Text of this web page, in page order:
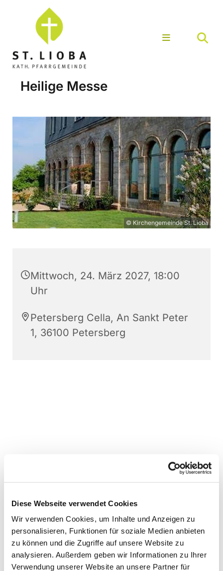
Diese Webseite verwendet Cookies
Wir verwenden Cookies, um Inhalte und Anzeigen zu
personalisieren, Funktionen für soziale Medien anbieten
zu können und die Zugriffe auf unsere Website zu
analysieren. Außerdem geben wir Informationen zu Ihrer
Verwendung unserer Website an unsere Partner für
Heilige Messe
© Kirchengemeinde St. Lioba
Mittwoch, 24. März 2027, 18:00
Uhr
Petersberg Cella, An Sankt Peter
1, 36100 Petersberg